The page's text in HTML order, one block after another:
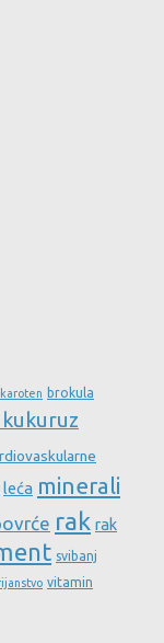
brokula
kukuruz
leća minerali
rak rak
svibanj
vitamin